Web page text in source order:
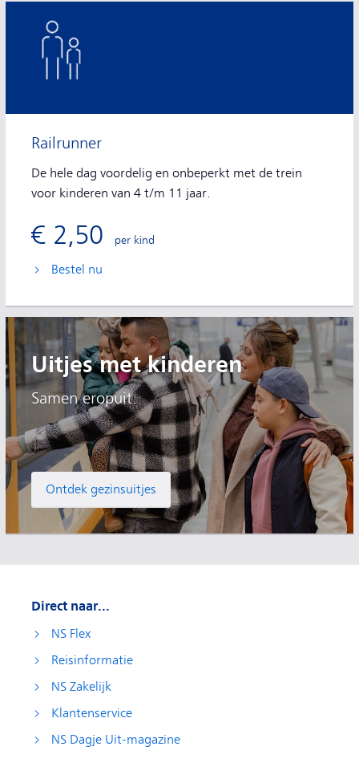
Railrunner
De hele dag voordelig en onbeperkt met de trein
voor kinderen van 4 t/m 11 jaar.
€ 2,50 per kind
Bestel nu
Uitjes met kinderen
Samen eropuit.
Ontdek gezinsuitjes
Direct naar...
NS Flex
Reisinformatie
NS Zakelijk
Klantenservice
NS Dagje Uit-magazine